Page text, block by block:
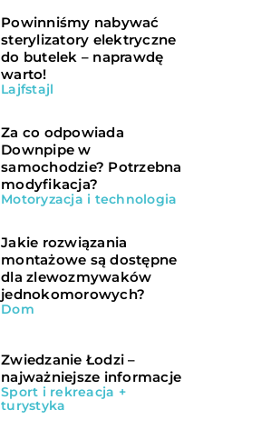
Powinniśmy nabywać
sterylizatory elektryczne
do butelek – naprawdę
warto!
Lajfstajl
Za co odpowiada
Downpipe w
samochodzie? Potrzebna
modyfikacja?
Motoryzacja i technologia
Jakie rozwiązania
montażowe są dostępne
dla zlewozmywaków
jednokomorowych?
Dom
Zwiedzanie Łodzi –
najważniejsze informacje
Sport i rekreacja +
turystyka